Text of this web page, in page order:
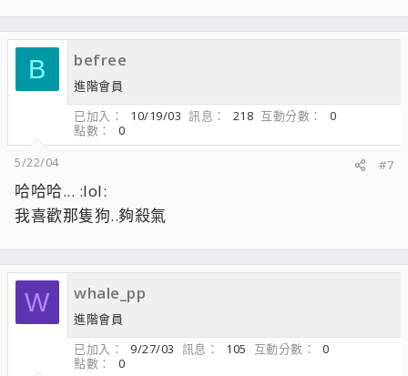
B befree
進階會員
已加入
10/19/03 訊息 218 互動分數
0
點數
0
5/22/04
#7
哈哈哈... :lol:
我喜歡那隻狗..夠殺氣
W whale_pp
進階會員
已加入
9/27/03 訊息 105 互動分數
0
點數
0